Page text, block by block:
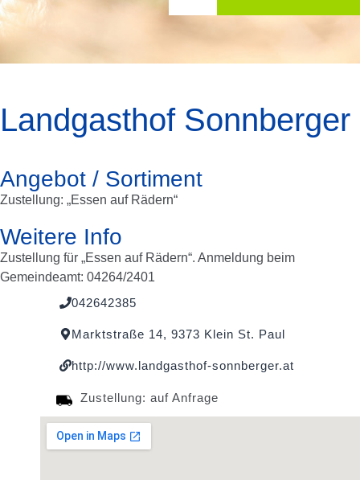
Landgasthof Sonnberger
Angebot / Sortiment
Zustellung: „Essen auf Rädern“
Weitere Info
Zustellung für „Essen auf Rädern“. Anmeldung beim
Gemeindeamt: 04264/2401
042642385
Marktstraße 14, 9373 Klein St. Paul
http://www.landgasthof-sonnberger.at
Zustellung: auf Anfrage